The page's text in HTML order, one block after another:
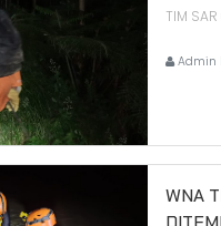
TIM
Admin
WNA